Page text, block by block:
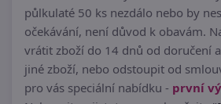
půlkulaté 50 ks nezdálo nebo by
očekávání, není důvod k obavám.
vrátit zboží do 14 dnů od doručení
jiné zboží, nebo odstoupit od
pro vás speciální nabídku - první